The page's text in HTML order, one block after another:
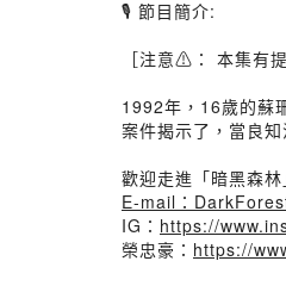
🎙️ 節目簡介:
［注意⚠️： 本集有
1992年，16歲的蘇
案件揭示了，當良
歡迎走進「暗黑森林
E-mail：
IG： https://
榮忠豪： https://